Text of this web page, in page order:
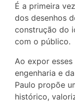
É a primeira
dos desenhos
construção do
com o público.
Ao expor
engenharia e
Paulo propõe
histórico,